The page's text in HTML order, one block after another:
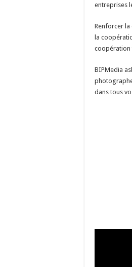
entreprises
Renforcer la
la
coopération
BIPMedia
dans tous